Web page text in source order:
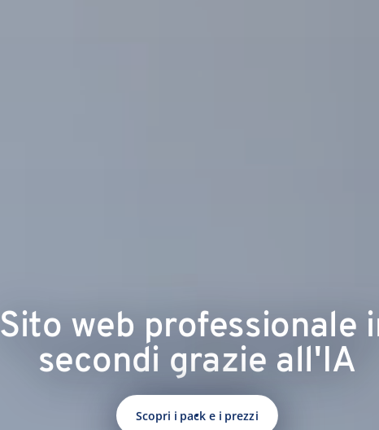
Sito web professionale
secondi grazie all'IA
Scopri i pack e i prezzi